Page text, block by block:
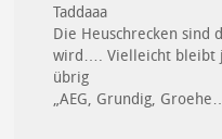
Taddaaa
Die Heuschrecken sind
wird…. Vielleicht bleibt
übrig
„AEG, Grundig,